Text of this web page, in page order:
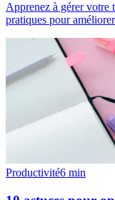
Apprenez à gérer votre
pratiques pour
Productivité6 min